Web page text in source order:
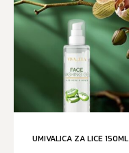
UMIVALICA ZA LICE 150ML